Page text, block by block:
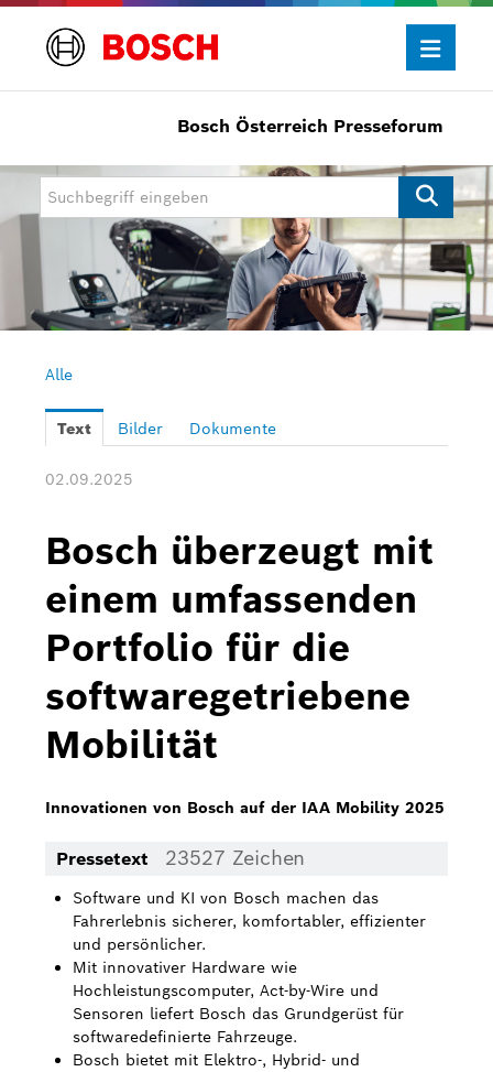
Presseinformationen
Allgemein/Wirtschaft
Bosch Innovationspreis
eBike Systems
Mobility
Power Tools
Buderus
Pressemappen
Hausgeräte
Downloads
Pressemappen
Über uns
Bosch in Österreich
Karriere bei Bosch in Österreich
Bosch Weltweit
Bosch Österreich Presseforum
Alle
Text Bilder Dokumente
02.09.2025
Bosch überzeugt mit
einem umfassenden
Portfolio für die
softwaregetriebene
Mobilität
Innovationen von Bosch auf der IAA Mobility 2025
Pressetext 23527 Zeichen
Software und KI von Bosch machen das
Fahrerlebnis sicherer, komfortabler, effizienter
und persönlicher.
Mit innovativer Hardware wie
Hochleistungscomputer, Act-by-Wire und
Sensoren liefert Bosch das Grundgerüst für
softwaredefinierte Fahrzeuge.
Bosch bietet mit Elektro-, Hybrid- und